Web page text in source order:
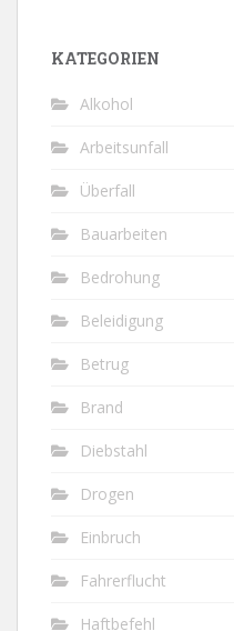
KATEGORIEN
Alkohol
Arbeitsunfall
Überfall
Bauarbeiten
Bedrohung
Beleidigung
Betrug
Brand
Diebstahl
Drogen
Einbruch
Fahrerflucht
Haftbefehl